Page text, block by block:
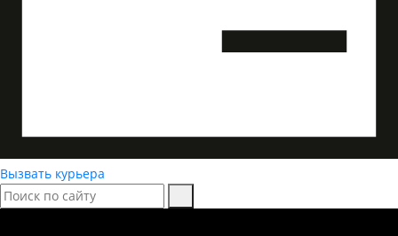
Вызвать курьера